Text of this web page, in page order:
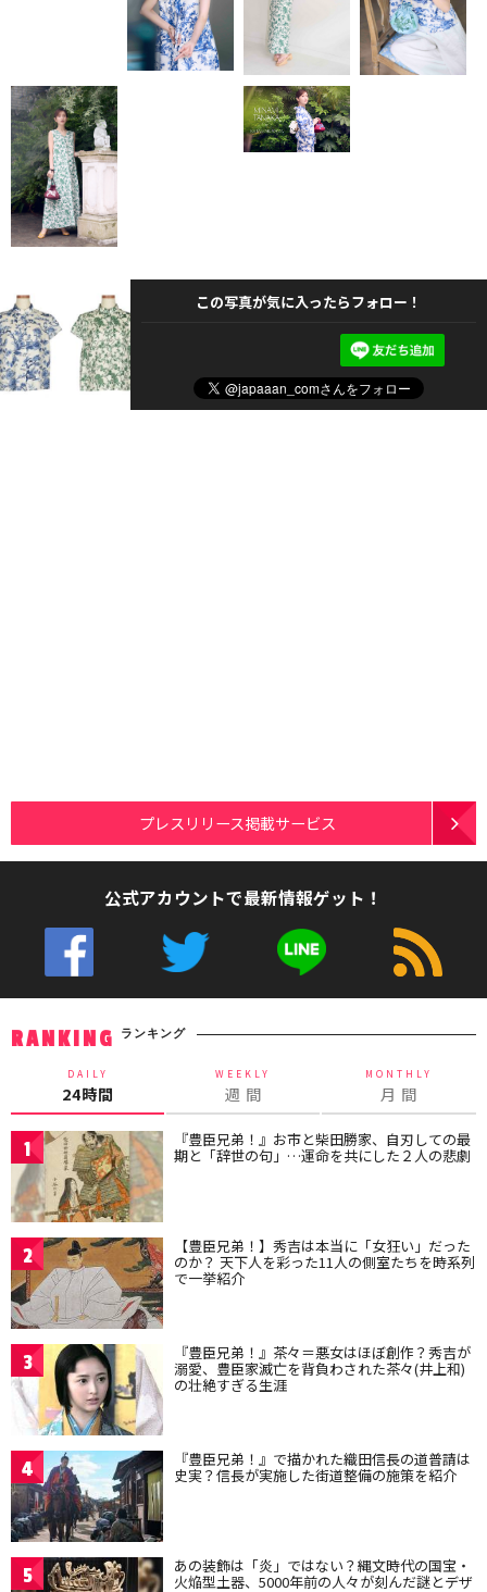
この写真が気に入ったらフォロー！
プレスリリース掲載サービス
公式アカウントで最新情報ゲット！
RANKING ランキング
DAILY
24時間
WEEKLY
週 間
MONTHLY
月 間
1 『豊臣兄弟！』お市と柴田勝家、自刃しての最
期と「辞世の句」…運命を共にした２人の悲劇
2 【豊臣兄弟！】秀吉は本当に「女狂い」だった
のか？ 天下人を彩った11人の側室たちを時系列
で一挙紹介
3 『豊臣兄弟！』茶々＝悪女はほぼ創作？秀吉が
溺愛、豊臣家滅亡を背負わされた茶々(井上和)
の壮絶すぎる生涯
4 『豊臣兄弟！』で描かれた織田信長の道普請は
史実？信長が実施した街道整備の施策を紹介
5 あの装飾は「炎」ではない？縄文時代の国宝・
火焔型土器、5000年前の人々が刻んだ謎とデザ